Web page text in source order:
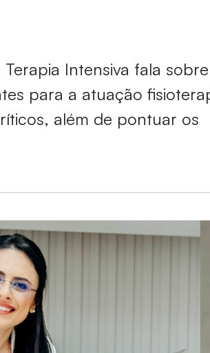
Intensiva fala
para a atuação
além de pontuar os